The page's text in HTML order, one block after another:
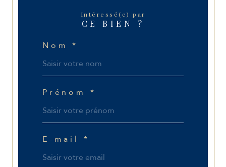
Intéressé(e) par
CE BIEN ?
Nom *
Prénom *
E-mail *